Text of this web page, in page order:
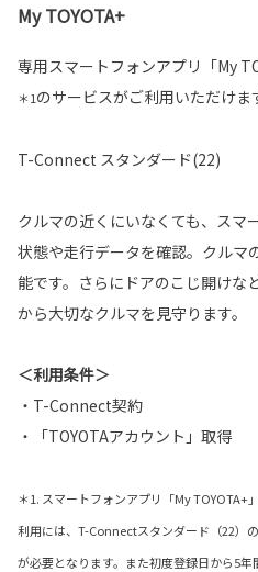
My TOYOTA+
専用スマートフォンアプリ「My
＊1のサービスがご利用いただけま
T-Connect スタンダード(22)
クルマの近くにいなくても、スマ
状態や走行データを確認。クルマ
能です。さらにドアのこじ開けな
から大切なクルマを見守ります。
＜利用条件＞
・T-Connect契約
・「TOYOTAアカウント」取得
＊1. スマートフォンアプリ「My
利用には、T-Connectスタンダード（22）
が必要となります。また初度登録日から5年